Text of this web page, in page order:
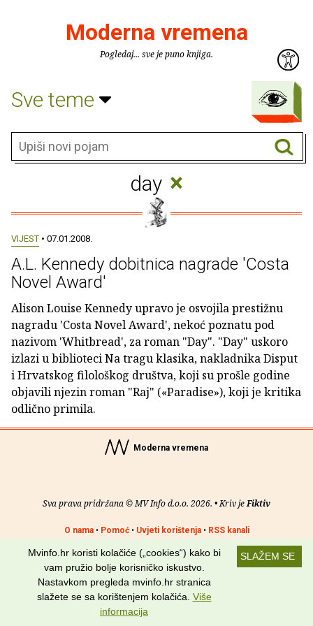
Moderna vremena
Pogledaj... sve je puno knjiga.
Sve teme
day ×
VIJEST • 07.01.2008.
A.L. Kennedy dobitnica nagrade 'Costa
Novel Award'
Alison Louise Kennedy upravo je osvojila prestižnu
nagradu 'Costa Novel Award', nekoć poznatu pod
nazivom 'Whitbread', za roman "Day". "Day" uskoro
izlazi u biblioteci Na tragu klasika, nakladnika Disput
i Hrvatskog filološkog društva, koji su prošle godine
objavili njezin roman "Raj" («Paradise»), koji je kritika
odlično primila.
Moderna vremena
Sva prava pridržana © MV Info d.o.o. 2026. • Kriv jeFiktiv
O nama• Pomoć• Uvjeti korištenja• RSS kanali
Potraži nas na: SLAŽEM SE
Mvinfo.hr koristi kolačiće („cookies“) kako bi
vam pružio bolje korisničko iskustvo.
Nastavkom pregleda mvinfo.hr stranica
slažete se sa korištenjem kolačića. Više
informacija